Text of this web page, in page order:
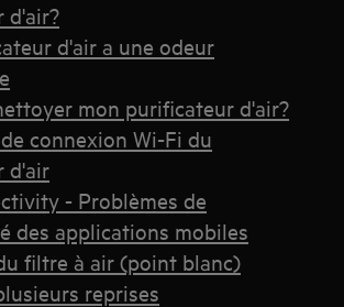
d'air?
d'air a une odeur
mon purificateur d'air?
connexion Wi-Fi du
d'air
- Problèmes de
des applications mobiles
filtre à air (point blanc)
reprises